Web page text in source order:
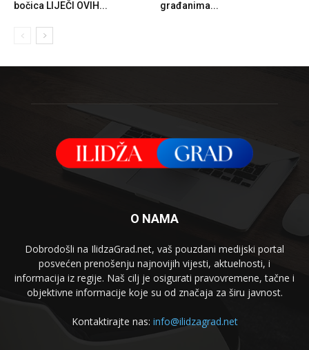
bočica LIJEČI OVIH...
građanima...
O NAMA
Dobrodošli na IlidzaGrad.net, vaš pouzdani medijski portal
posvećen prenošenju najnovijih vijesti, aktuelnosti, i
informacija iz regije. Naš cilj je osigurati pravovremene, tačne i
objektivne informacije koje su od značaja za širu javnost.
Kontaktirajte nas: info@ilidzagrad.net